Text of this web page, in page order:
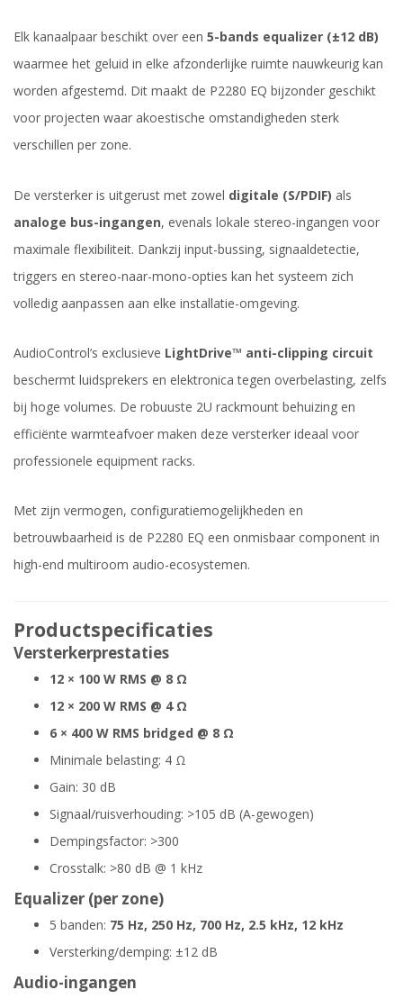
Elk kanaalpaar beschikt over een 5-bands equalizer (±12 dB)
waarmee het geluid in elke afzonderlijke ruimte nauwkeurig kan
worden afgestemd. Dit maakt de P2280 EQ bijzonder geschikt
voor projecten waar akoestische omstandigheden sterk
verschillen per zone.
De versterker is uitgerust met zowel digitale (S/PDIF) als
analoge bus-ingangen, evenals lokale stereo-ingangen voor
maximale flexibiliteit. Dankzij input-bussing, signaaldetectie,
triggers en stereo-naar-mono-opties kan het systeem zich
volledig aanpassen aan elke installatie-omgeving.
AudioControl’s exclusieve LightDrive™ anti-clipping circuit
beschermt luidsprekers en elektronica tegen overbelasting, zelfs
bij hoge volumes. De robuuste 2U rackmount behuizing en
efficiënte warmteafvoer maken deze versterker ideaal voor
professionele equipment racks.
Met zijn vermogen, configuratiemogelijkheden en
betrouwbaarheid is de P2280 EQ een onmisbaar component in
high-end multiroom audio-ecosystemen.
Productspecificaties
Versterkerprestaties
12 × 100 W RMS @ 8 Ω
12 × 200 W RMS @ 4 Ω
6 × 400 W RMS bridged @ 8 Ω
Minimale belasting: 4 Ω
Gain: 30 dB
Signaal/ruisverhouding: >105 dB (A-gewogen)
Dempingsfactor: >300
Crosstalk: >80 dB @ 1 kHz
Equalizer (per zone)
5 banden: 75 Hz, 250 Hz, 700 Hz, 2.5 kHz, 12 kHz
Versterking/demping: ±12 dB
Audio-ingangen